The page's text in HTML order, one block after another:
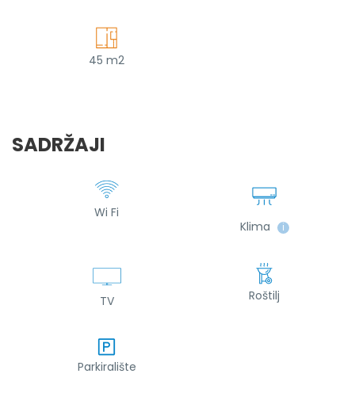
45 m2
SADRŽAJI
Wi Fi
Klima
ℹ
TV Roštilj
Parkiralište